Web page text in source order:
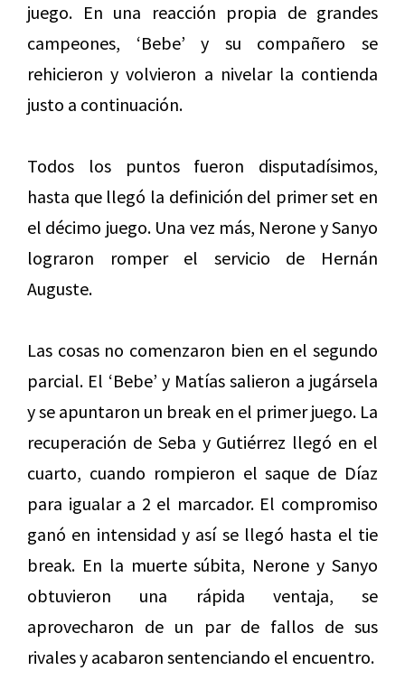
juego. En una reacción propia de grandes
campeones, ‘Bebe’ y su compañero se
rehicieron y volvieron a nivelar la contienda
justo a continuación.
Todos los puntos fueron disputadísimos,
hasta que llegó la definición del primer set en
el décimo juego. Una vez más, Nerone y Sanyo
lograron romper el servicio de Hernán
Auguste.
Las cosas no comenzaron bien en el segundo
parcial. El ‘Bebe’ y Matías salieron a jugársela
y se apuntaron un break en el primer juego. La
recuperación de Seba y Gutiérrez llegó en el
cuarto, cuando rompieron el saque de Díaz
para igualar a 2 el marcador. El compromiso
ganó en intensidad y así se llegó hasta el tie
break. En la muerte súbita, Nerone y Sanyo
obtuvieron una rápida ventaja, se
aprovecharon de un par de fallos de sus
rivales y acabaron sentenciando el encuentro.